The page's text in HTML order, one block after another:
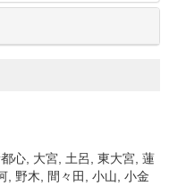
心, 大宮, 土呂, 東大宮, 蓮
, 野木, 間々田, 小山, 小金